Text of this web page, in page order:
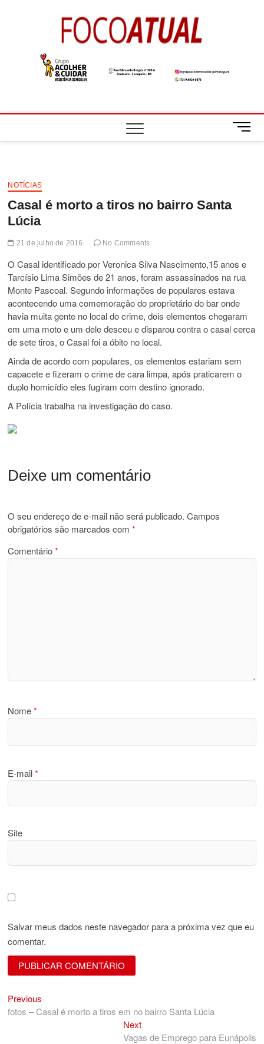
M
e
NOTÍCIAS
Casal é morto a tiros no bairro Santa
Lúcia
21 de julho de 2016 No Comments
O Casal identificado por Veronica Silva Nascimento,15 anos e
Tarcísio Lima Simões de 21 anos, foram assassinados na rua
Monte Pascoal. Segundo informações de populares estava
acontecendo uma comemoração do proprietário do bar onde
havia muita gente no local do crime, dois elementos chegaram
em uma moto e um dele desceu e disparou contra o casal cerca
de sete tiros, o Casal foi a óbito no local.
Ainda de acordo com populares, os elementos estariam sem
capacete e fizeram o crime de cara limpa, após praticarem o
duplo homicídio eles fugiram com destino ignorado.
A Polícia trabalha na investigação do caso.
Deixe um comentário
O seu endereço de e-mail não será publicado. Campos
obrigatórios são marcados com*
Comentário*
Nome*
E-mail*
Site
Salvar meus dados neste navegador para a próxima vez que eu
comentar.
Navegação
de
Previous
post:
fotos – Casal é morto a tiros em no bairro Santa Lúcia
NextNext
post:
Vagas de Emprego para Eunápolis